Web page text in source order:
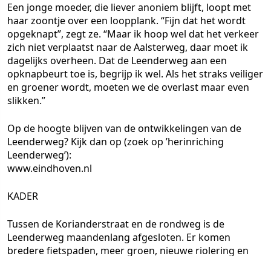
Een jonge moeder, die liever anoniem blijft, loopt met
haar zoontje over een loopplank. “Fijn dat het wordt
opgeknapt”, zegt ze. “Maar ik hoop wel dat het verkeer
zich niet verplaatst naar de Aalsterweg, daar moet ik
dagelijks overheen. Dat de Leenderweg aan een
opknapbeurt toe is, begrijp ik wel. Als het straks veiliger
en groener wordt, moeten we de overlast maar even
slikken.”
Op de hoogte blijven van de ontwikkelingen van de
Leenderweg? Kijk dan op (zoek op ’herinriching
Leenderweg’):
www.eindhoven.nl
KADER
Tussen de Korianderstraat en de rondweg is de
Leenderweg maandenlang afgesloten. Er komen
bredere fietspaden, meer groen, nieuwe riolering en